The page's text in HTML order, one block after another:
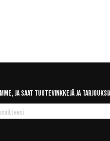
ja saat tuotevinkkejä ja